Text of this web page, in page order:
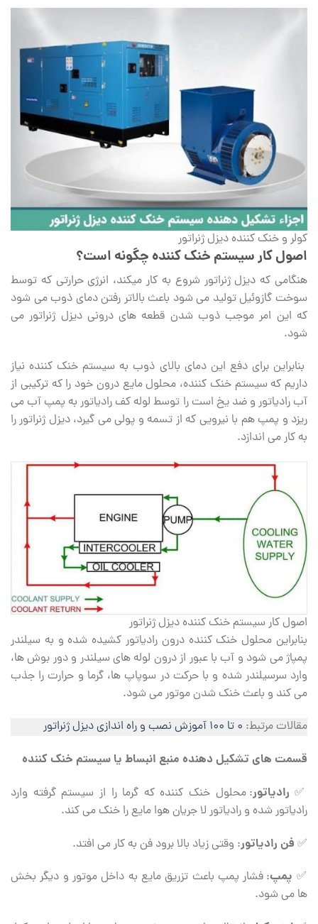
کولر و خنک کننده دیزل ژنراتور
اصول کار سیستم خنک کننده چگونه است؟
هنگامی که دیزل ژنراتور شروع به کار میکند، انرژی حرارتی که توسط
سوخت گازوئیل تولید می شود باعث بالاتر رفتن دمای ذوب می شود
که این امر موجب ذوب شدن قطعه های درونی دیزل ژنراتور می
شود.
بنابراین برای دفع این دمای بالای ذوب به سیستم خنک کننده نیاز
داریم که سیستم خنک کننده، محلول مایع درون خود را که ترکیبی از
آب رادیاتور و ضد یخ است را توسط لوله کف رادیاتور به پمپ آب می
ریزد و پمپ هم با نیرویی که از تسمه و پولی می گیرد، دیزل ژنراتور را
به کار می اندازد.
اصول کار سیستم خنک کننده دیزل ژنراتور
بنابراین محلول خنک کننده درون رادیاتور کشیده شده و به سیلندر
پمپاژ می شود و آب با عبور از درون لوله های سیلندر و دور بوش ها،
وارد سرسیلندر شده و با حرکت در سوپاپ ها، گرما و حرارت را جذب
می کند و باعث خنک شدن موتور می شود.
مقالات مرتبط: ۰ تا ۱۰۰ آموزش نصب و راه اندازی دیزل ژنراتور
قسمت های تشکیل دهنده منبع انبساط یا سیستم خنک کننده
✅ رادیاتور: محلول خنک کننده که گرما را از سیستم گرفته وارد
رادیاتور شده و رادیاتور لا جریان هوا مایع را خنک می کند.
✅ فن رادیاتور: وقتی زیاد بالا برود فن به کار می افتد.
✅ پمپ: فشار پمپ باعث تزریق مایع به داخل موتور و دیگر بخش
ها می شود.